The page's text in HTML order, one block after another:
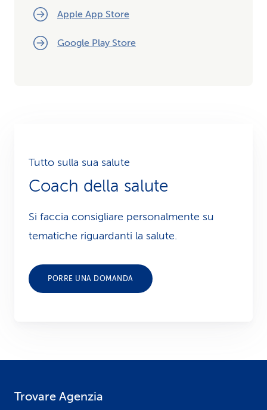
Apple App Store
Google Play Store
Tutto sulla sua salute
Coach della salute
Si faccia consigliare personalmente su
tematiche riguardanti la salute.
PORRE UNA DOMANDA
Trovare Agenzia